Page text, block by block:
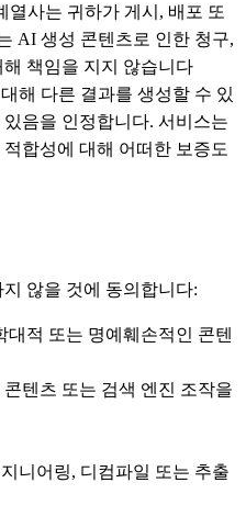
열사는 귀하가 게시, 배포 또
AI 생성 콘텐츠로 인한 청구,
책임을 지지 않습니다
해 다른 결과를 생성할 수 있
음을 인정합니다. 서비스는
합성에 대해 어떠한 보증도
않을 것에 동의합니다:
적 또는 명예훼손적인 콘텐
텐츠 또는 검색 엔진 조작을
니어링, 디컴파일 또는 추출